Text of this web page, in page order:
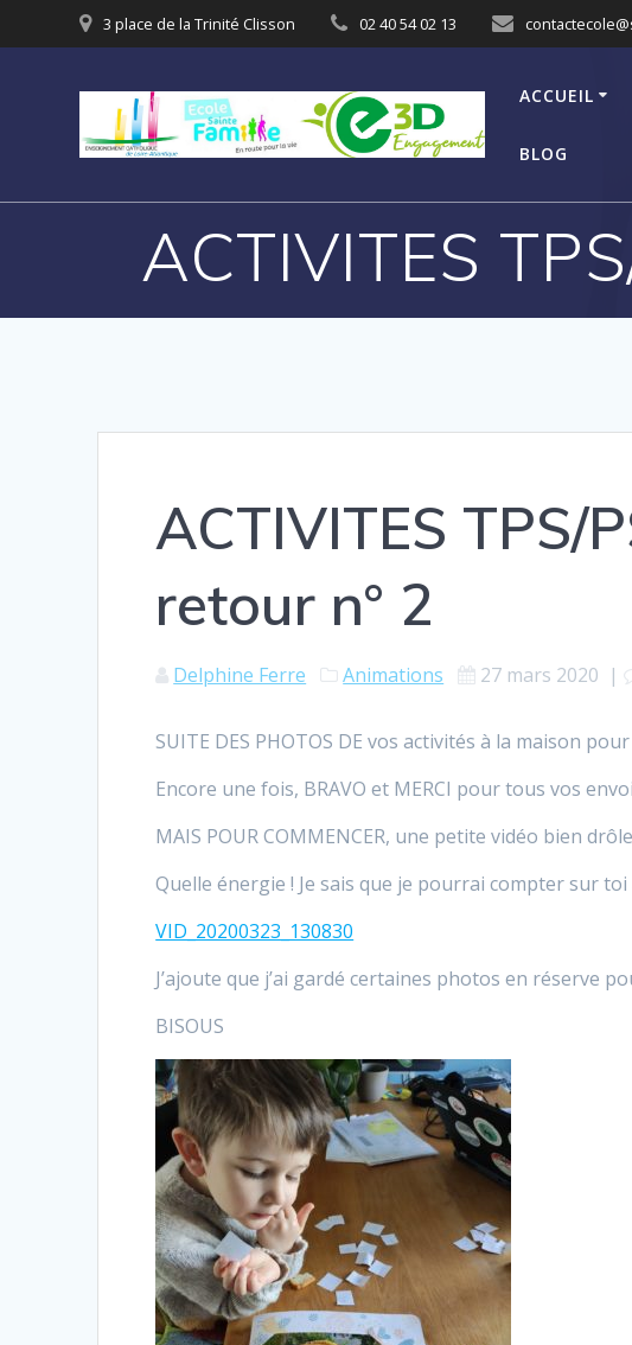
3 place de la Trinité Clisson 02 40 54 02 13
ACCUEIL
BLOG
ACTIVITES
ACTIVITES TPS/
retour n° 2
Delphine Ferre Animations 27 mars 2020 |
SUITE DES PHOTOS DE vos activités à la maison
Encore une fois, BRAVO et MERCI pour tous vos
MAIS POUR COMMENCER, une petite vidéo bien
Quelle énergie ! Je sais que je pourrai compter sur
VID_20200323_130830
J’ajoute que j’ai gardé certaines photos en réserve
BISOUS